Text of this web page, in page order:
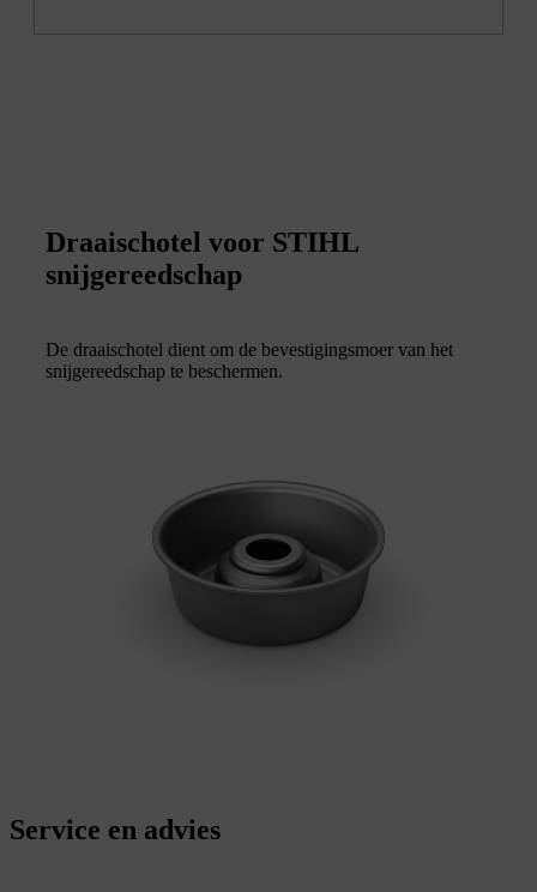
Draaischotel voor STIHL
snijgereedschap
De draaischotel dient om de bevestigingsmoer van het
snijgereedschap te beschermen.
Service en advies